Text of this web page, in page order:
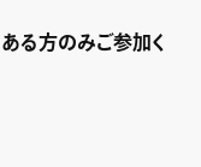
る方のみご参加く